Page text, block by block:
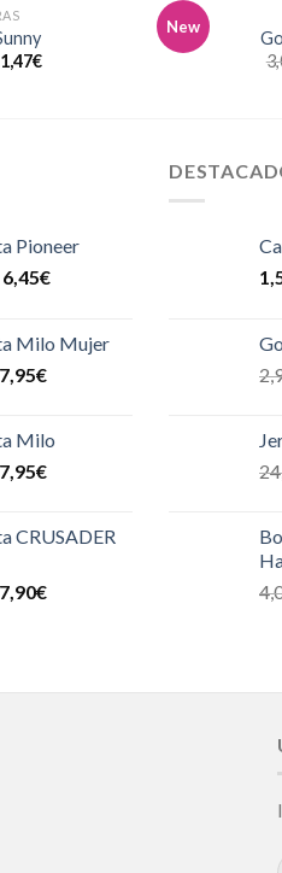
1,47€
New
Pioneer
6,45€
Milo Mujer
7,95€
Milo
7,95€
CRUSADER
7,90€